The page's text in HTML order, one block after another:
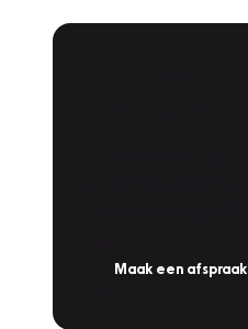
Maak een afspraak